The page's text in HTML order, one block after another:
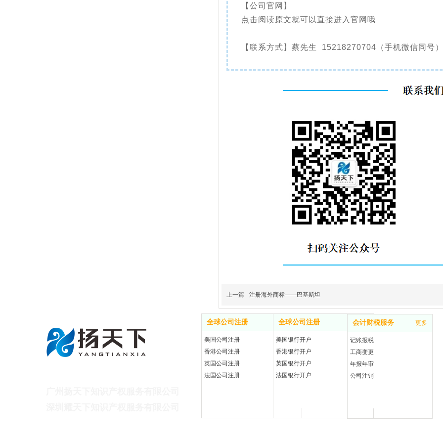
【公司官网】
点击阅读原文就可以直接进入官网哦
【联系方式】蔡先生 15218270704（手机微信同号）
上一篇 注册海外商标——巴基斯坦
全球公司注册 更多
美国公司注册
香港公司注册
英国公司注册
法国公司注册
全球公司注册 更多
美国银行开户
香港银行开户
英国银行开户
法国银行开户
会计财税服务 更多
记账报税
工商变更
年报年审
公司注销